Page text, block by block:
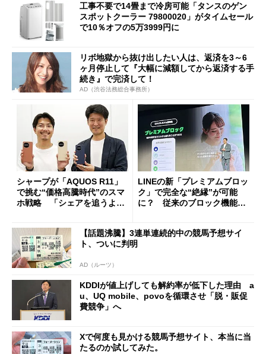
工事不要で14畳まで冷房可能「タンスのゲン
スポットクーラー 79800020」がタイムセール
で10％オフの5万3999円に
リボ地獄から抜け出したい人は、返済を3～6
ヶ月停止して『大幅に減額してから返済する手
続き』で完済して！
AD（渋谷法務総合事務所）
シャープが「AQUOS R11」
で挑む“価格高騰時代”のスマ
ホ戦略 「シェアを追うより
LINEの新「プレミアムブロッ
ク」で完全な“絶縁”が可能
に？ 従来のブロック機能と
【話題沸騰】3連単連続的中の競馬予想サイ
ト、ついに判明
AD（ルーツ）
KDDIが値上げしても解約率が低下した理由 a
u、UQ mobile、povoを循環させ「脱・販促
費競争」へ
Xで何度も見かける競馬予想サイト、本当に当
たるのか試してみた。